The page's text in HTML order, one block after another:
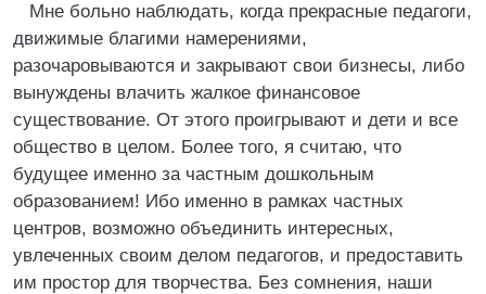
Мне больно наблюдать, когда прекрасные педагоги,
движимые благими намерениями,
разочаровываются и закрывают свои бизнесы, либо
вынуждены влачить жалкое финансовое
существование. От этого проигрывают и дети и все
общество в целом. Более того, я считаю, что
будущее именно за частным дошкольным
образованием! Ибо именно в рамках частных
центров, возможно объединить интересных,
увлеченных своим делом педагогов, и предоставить
им простор для творчества. Без сомнения, наши